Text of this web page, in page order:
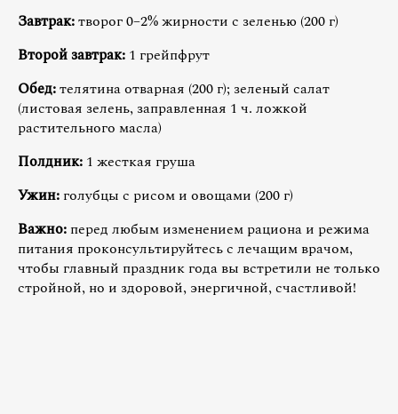
Завтрак:творог 0–2% жирности с зеленью (200 г)
Второй завтрак: 1 грейпфрут
Обед:телятина отварная (200 г); зеленый салат
(листовая зелень, заправленная 1 ч. ложкой
растительного масла)
Полдник: 1 жесткая груша
Ужин: голубцы с рисом и овощами (200 г)
Важно: перед любым изменением рациона и режима
питания проконсультируйтесь с лечащим врачом,
чтобы главный праздник года вы встретили не только
стройной, но и здоровой, энергичной, счастливой!